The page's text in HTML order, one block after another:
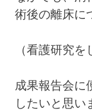
術後の離床に
（看護研究
成果報告会に
したいと思い